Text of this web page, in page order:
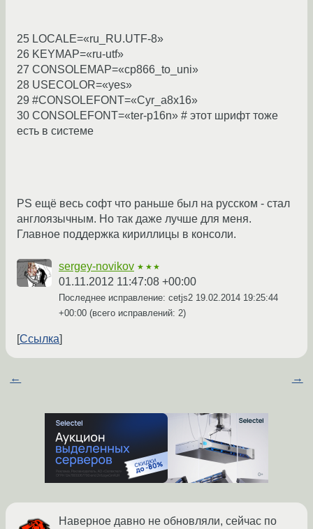
25 LOCALE=«ru_RU.UTF-8»
26 KEYMAP=«ru-utf»
27 CONSOLEMAP=«cp866_to_uni»
28 USECOLOR=«yes»
29 #CONSOLEFONT=«Cyr_a8x16»
30 CONSOLEFONT=«ter-p16n» # этот шрифт тоже
есть в системе
PS ещё весь софт что раньше был на русском - стал
англоязычным. Но так даже лучше для меня.
Главное поддержка кириллицы в консоли.
sergey-novikov ★★★
01.11.2012 11:47:08 +00:00
Последнее исправление: cetjs2 19.02.2014 19:25:44
+00:00 (всего исправлений: 2)
Ссылка
← →
Наверное давно не обновляли, сейчас по